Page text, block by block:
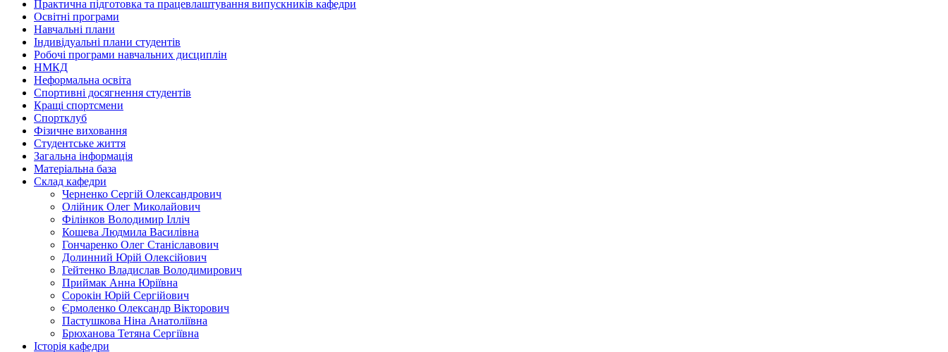
Практична підготовка та працевлаштування випускників кафедри
Освітні програми
Навчальні плани
Індивідуальні плани студентів
Робочі програми навчальних дисциплін
НМКД
Неформальна освіта
Спортивні досягнення студентів
Кращі спортсмени
Спортклуб
Фізичне виховання
Студентське життя
Загальна інформація
Матеріальна база
Склад кафедри
Черненко Сергій Олександрович
Олійник Олег Миколайович
Філінков Володимир Ілліч
Кошева Людмила Василівна
Гончаренко Олег Станіславович
Долинний Юрій Олексійович
Гейтенко Владислав Володимирович
Приймак Анна Юріївна
Сорокін Юрій Сергійович
Єрмоленко Олександр Вікторович
Пастушкова Ніна Анатоліївна
Брюханова Тетяна Сергіївна
Історія кафедри